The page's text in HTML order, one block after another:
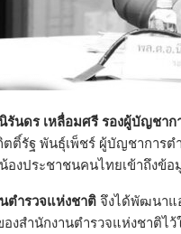
รันดร เหลื่อมศรี รองผู้บัญชา
ตติ์รัฐ พันธุ์เพ็ชร์ ผู้บัญชาการ
องประชาชนคนไทยเข้าถึงข้
ตำรวจแห่งชาติ จึงได้พัฒนาแ
งสำนักงานตำรวจแห่งชาติไ